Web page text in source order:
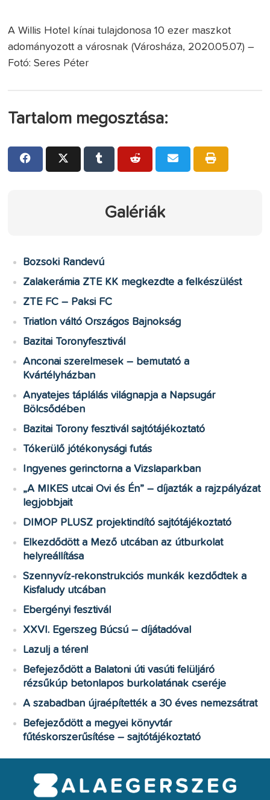
A Willis Hotel kínai tulajdonosa 10 ezer maszkot
adományozott a városnak (Városháza, 2020.05.07.) –
Fotó: Seres Péter
Tartalom megosztása:
Galériák
Bozsoki Randevú
Zalakerámia ZTE KK megkezdte a felkészülést
ZTE FC – Paksi FC
Triatlon váltó Országos Bajnokság
Bazitai Toronyfesztivál
Anconai szerelmesek – bemutató a
Kvártélyházban
Anyatejes táplálás világnapja a Napsugár
Bölcsődében
Bazitai Torony fesztivál sajtótájékoztató
Tókerülő jótékonysági futás
Ingyenes gerinctorna a Vizslaparkban
„A MIKES utcai Ovi és Én” – díjazták a rajzpályázat
legjobbjait
DIMOP PLUSZ projektindító sajtótájékoztató
Elkezdődött a Mező utcában az útburkolat
helyreállítása
Szennyvíz-rekonstrukciós munkák kezdődtek a
Kisfaludy utcában
Ebergényi fesztivál
XXVI. Egerszeg Búcsú – díjátadóval
Lazulj a téren!
Befejeződött a Balatoni úti vasúti felüljáró
rézsűkúp betonlapos burkolatának cseréje
A szabadban újraépítették a 30 éves nemezsátrat
Befejeződött a megyei könyvtár
fűtéskorszerűsítése – sajtótájékoztató